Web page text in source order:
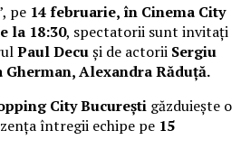
pe 14 februarie, în Cinema City
la 18:30, spectatorii sunt invitați
Paul Decuși de actorii Sergiu
Gherman, Alexandra Răduță.
City București găzduiește o
întregii echipe pe 15